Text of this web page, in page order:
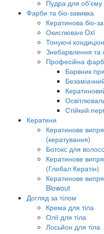
Пудра для об'єму
Фарби та біо-завивка
Кератинова біо-
Окислювачі Oxi
Тонуючі
Знебарвлення та
Професійна
Барвник
Стійкий
Кератини
Кератинове
(кератування)
Ботокс для
Кератинове
(Глобал Кератін)
Кератинове
Blowout
Догляд за тілом
Крема для тіла
Олії для тіла
Лосьйон для тіла